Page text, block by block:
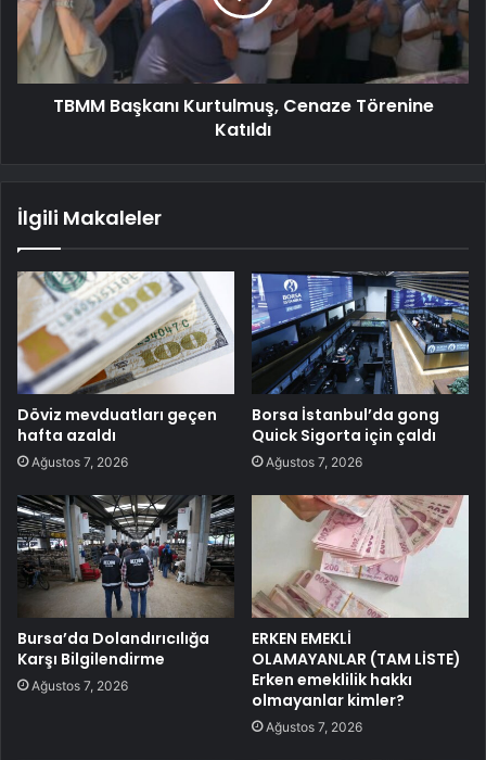
TBMM Başkanı Kurtulmuş, Cenaze Törenine
Katıldı
İlgili Makaleler
Döviz mevduatları geçen
hafta azaldı
Ağustos 7, 2026
Borsa İstanbul’da gong
Quick Sigorta için çaldı
Ağustos 7, 2026
Bursa’da Dolandırıcılığa
Karşı Bilgilendirme
Ağustos 7, 2026
ERKEN EMEKLİ
OLAMAYANLAR (TAM LİSTE)
Erken emeklilik hakkı
olmayanlar kimler?
Ağustos 7, 2026